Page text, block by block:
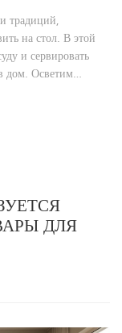
традиций,
на стол. В этой
и сервировать
дом. Осветим
мифического
ДЛЯ